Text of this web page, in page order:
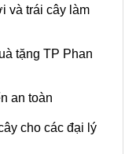
và trái cây làm
tặng TP Phan
an toàn
cho các đại lý